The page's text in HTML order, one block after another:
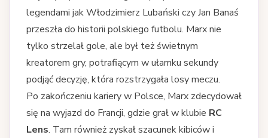
legendami jak Włodzimierz Lubański czy Jan Banaś
przeszła do historii polskiego futbolu. Marx nie
tylko strzelał gole, ale był też świetnym
kreatorem gry, potrafiącym w ułamku sekundy
podjąć decyzję, która rozstrzygała losy meczu.
Po zakończeniu kariery w Polsce, Marx zdecydował
się na wyjazd do Francji, gdzie grał w klubie RC
Lens. Tam również zyskał szacunek kibiców i